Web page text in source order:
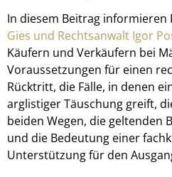
In diesem Beitrag informieren
Gies und Rechtsanwalt Igor
Käufern und Verkäufern bei
Voraussetzungen für einen
Rücktritt, die Fälle, in denen
arglistiger Täuschung greift,
beiden Wegen, die geltenden
und die Bedeutung einer
Unterstützung für den